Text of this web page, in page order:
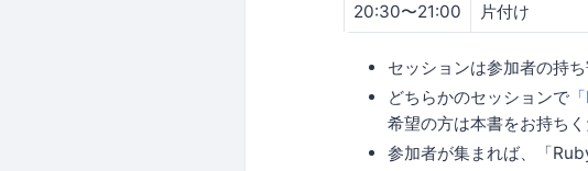
20:30〜21:00
片付け
セッションは参加者の持ち
どちらかのセッションで
希望の方は本書をお持ちく
参加者が集まれば、「